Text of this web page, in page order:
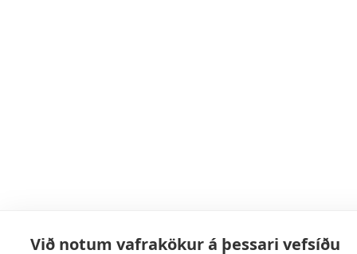
Við notum vafrakökur á þessari vefsíðu